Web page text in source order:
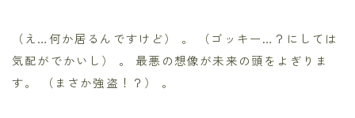
（え…何か居るんですけど） 。 （ゴッキー…？にしては
気配がでかいし） 。 最悪の想像が未来の頭をよぎりま
す。 （まさか強盗！？） 。